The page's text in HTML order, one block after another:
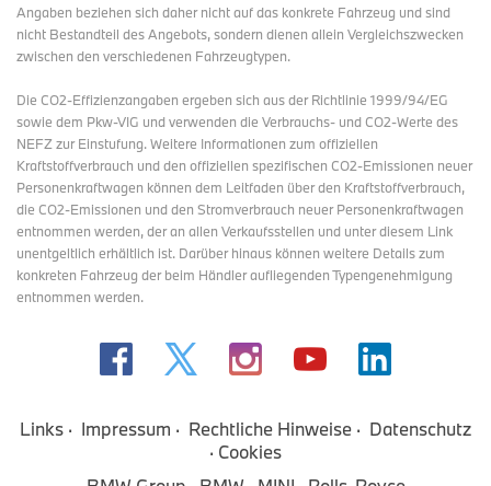
Angaben beziehen sich daher nicht auf das konkrete Fahrzeug und sind
nicht Bestandteil des Angebots, sondern dienen allein Vergleichszwecken
zwischen den verschiedenen Fahrzeugtypen.
Die CO2-Effizienzangaben ergeben sich aus der Richtlinie 1999/94/EG
sowie dem Pkw-VIG und verwenden die Verbrauchs- und CO2-Werte des
NEFZ zur Einstufung. Weitere Informationen zum offiziellen
Kraftstoffverbrauch und den offiziellen spezifischen CO2-Emissionen neuer
Personenkraftwagen können dem Leitfaden über den Kraftstoffverbrauch,
die CO2-Emissionen und den Stromverbrauch neuer Personenkraftwagen
entnommen werden, der an allen Verkaufsstellen und unter diesem Link
unentgeltlich erhältlich ist. Darüber hinaus können weitere Details zum
konkreten Fahrzeug der beim Händler aufliegenden Typengenehmigung
entnommen werden.
Links Impressum Rechtliche Hinweise
Datenschutz
Cookies